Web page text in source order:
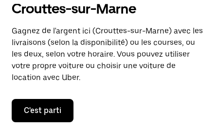
Crouttes-sur-Marne
Gagnez de l'argent ici (Crouttes-sur-Marne) avec les
livraisons (selon la disponibilité) ou les courses, ou
les deux, selon votre horaire. Vous pouvez utiliser
votre propre voiture ou choisir une voiture de
location avec Uber.
C'est parti